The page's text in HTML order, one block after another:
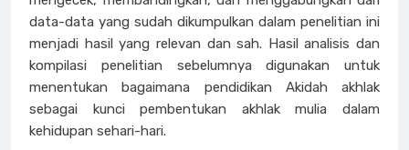
data-data yang sudah dikumpulkan dalam penelitian ini
menjadi hasil yang relevan dan sah. Hasil analisis dan
kompilasi penelitian sebelumnya digunakan untuk
menentukan bagaimana pendidikan Akidah akhlak
sebagai kunci pembentukan akhlak mulia dalam
kehidupan sehari-hari.